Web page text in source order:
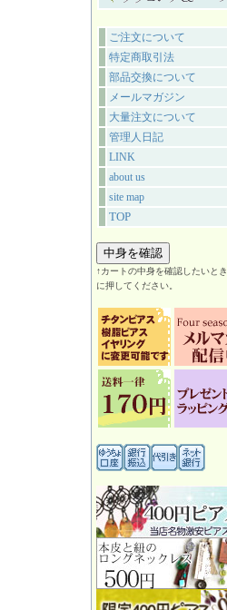
ご注文について
特定商取引法
部品交換について
メールマガジン
大量注文について
管理人日記
LINK
about us
site map
TOP
↑カートの中身を確認したいとき
に押してください。